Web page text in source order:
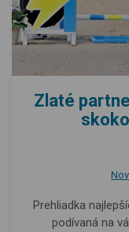
Zlaté
Prehliadka
podívaná na